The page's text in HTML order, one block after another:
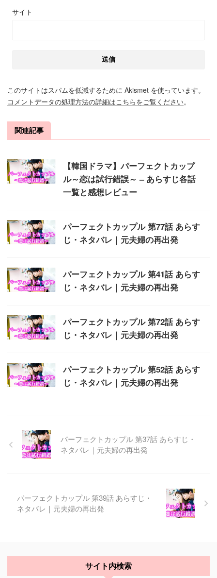
サイト
このサイトはスパムを低減するために Akismet を使っています。
コメントデータの処理方法の詳細はこちらをご覧ください。
関連記事
【韓国ドラマ】パーフェクトカップ
ル～恋は試行錯誤～ – あらすじ各話
一覧と感想レビュー
パーフェクトカップル 第77話 あらす
じ・ネタバレ｜元夫婦の再出発
パーフェクトカップル 第41話 あらす
じ・ネタバレ｜元夫婦の再出発
パーフェクトカップル 第72話 あらす
じ・ネタバレ｜元夫婦の再出発
パーフェクトカップル 第52話 あらす
じ・ネタバレ｜元夫婦の再出発
パーフェクトカップル 第37話 あらすじ・
ネタバレ｜元夫婦の再出発
パーフェクトカップル 第39話 あらすじ・
ネタバレ｜元夫婦の再出発
サイト内検索